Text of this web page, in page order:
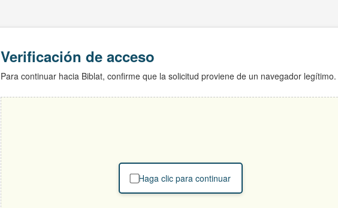
Verificación de acceso
Para continuar hacia Biblat, confirme que la solicitud proviene de un navegador legítimo.
Haga clic para continuar